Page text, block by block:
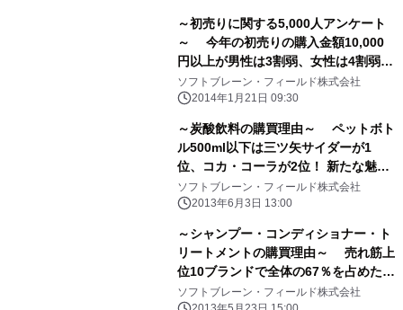
～初売りに関する5,000人アンケート
～ 今年の初売りの購入金額10,000
円以上が男性は3割弱、女性は4割弱
初売り情報の収集は20代、30代ではイ
ンターネットがトップ、 40代以降で
ソフトブレーン・フィールド株式会社
2014年1月21日 09:30
～炭酸飲料の購買理由～ ペットボト
ル500ml以下は三ツ矢サイダーが1
位、コカ・コーラが2位！ 新たな魅力
や価値で新ブランドも上位にランクイ
ン！
ソフトブレーン・フィールド株式会社
2013年6月3日 13:00
～シャンプー・コンディショナー・ト
リートメントの購買理由～ 売れ筋上
位10ブランドで全体の67％を占めた！
購入した理由を分析すると、特徴の違
ソフトブレーン・フィールド株式会社